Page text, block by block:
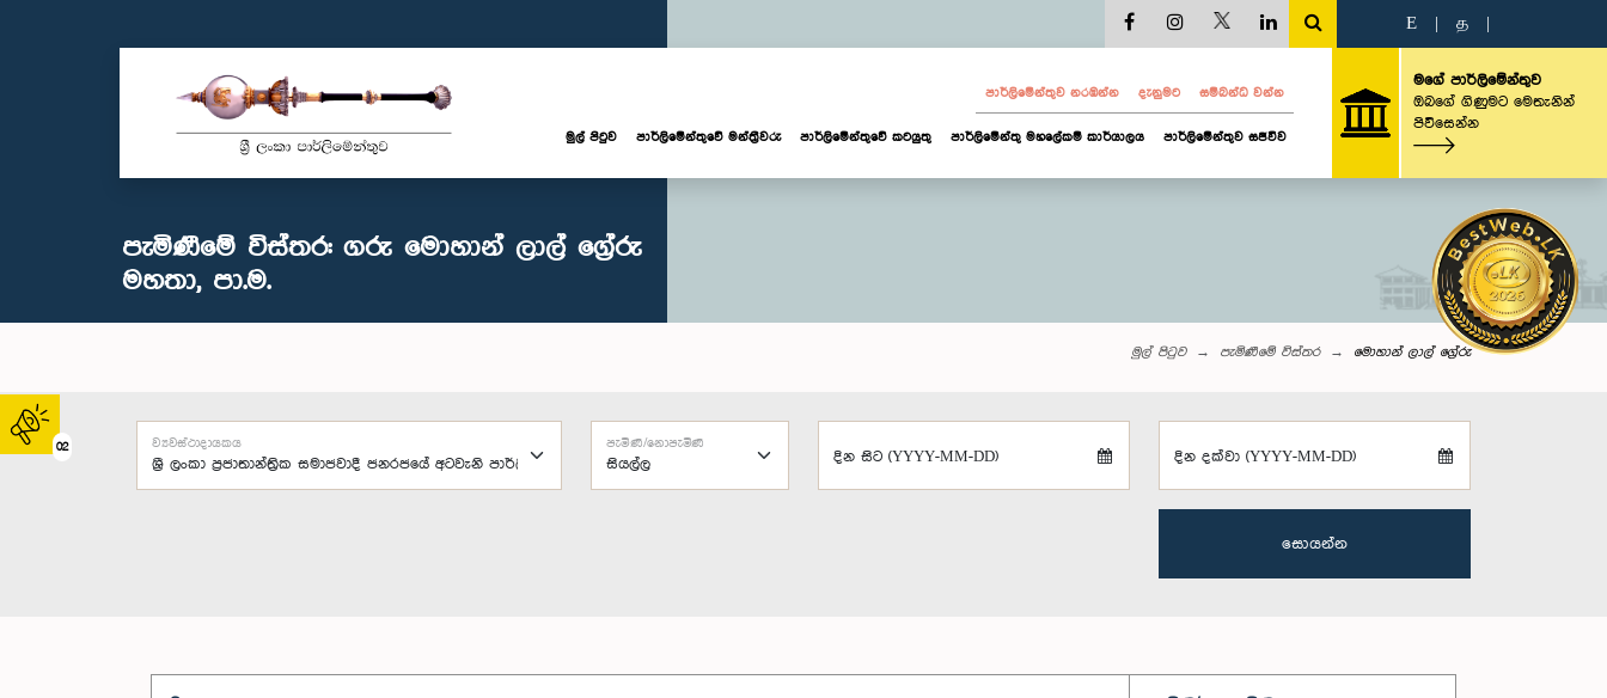
02
E த
පාර්ලි‌මේන්තුව නරඹන්න දැනුමට සම්බන්ධ වන්න
මුල් පිටුව පාර්ලි‌මේන්තුවේ මන්ත්‍රීවරු පාර්ලිමේන්තුවේ කටයුතු පාර්ලිමේන්තු මහලේකම් කාර්යාලය පාර්ලිමේන්තුව සජීවීව
මගේ පාර්ලිමේන්තුව
ඔබගේ ගිණුමට මෙතැනින්
පිවිසෙන්න
පැමිණීමේ විස්තර: ගරු මොහාන් ලාල් ග්‍රේරු
මහතා, පා.ම.
මුල් පිටුව පැමිණීමේ විස්තර මොහාන් ලාල් ග්‍රේරු
ව්‍යවස්ථාදායකය පැමිණි/නොපැමිණි
දින සිට (YYYY-MM-DD) දින දක්වා (YYYY-MM-DD)
සොයන්න